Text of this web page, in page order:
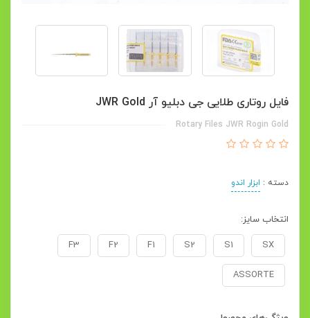
فایل روتاری طلایی جی دبلیو آر JWR Gold
Rotary Files JWR Rogin Gold
دسته : ابزار اندو
انتخاب سایز:
SX
S1
S2
F1
F2
F3
ASSORTE